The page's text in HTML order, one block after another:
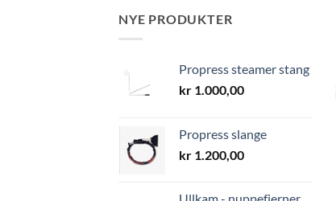
NYE PRODUKTER
Propress steamer stang
kr 1.000,00
Propress slange
kr 1.200,00